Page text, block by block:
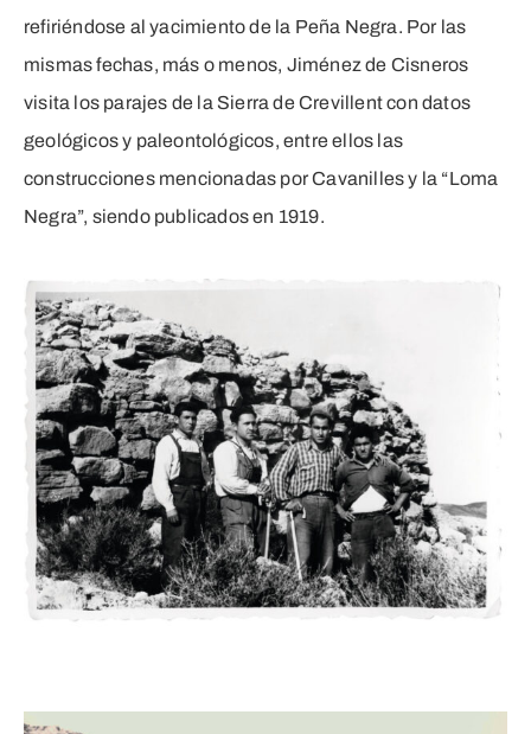
refiriéndose al yacimiento de la Peña Negra. Por las
mismas fechas, más o menos, Jiménez de Cisneros
visita los parajes de la Sierra de Crevillent con datos
geológicos y paleontológicos, entre ellos las
construcciones mencionadas por Cavanilles y la “Loma
Negra”, siendo publicados en 1919.